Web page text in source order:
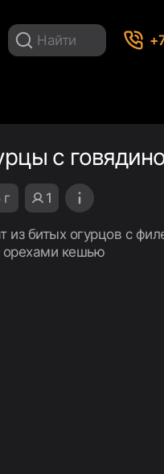
с
1
из битых огурцов c
орехами кешью